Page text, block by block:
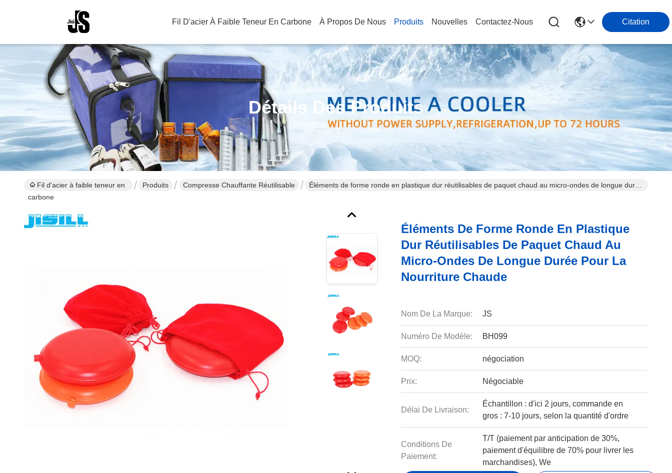
Fil D'acier À Faible Teneur En Carbone À Propos De Nous Produits Nouvelles Contactez-Nous Citation
Détails Des Produits
Fil d'acier à faible teneur en
carbone
Produits Compresse Chauffante Réutilisable
Éléments de forme ronde en plastique dur réutilisables de paquet chaud au micro-ondes de longue durée
Éléments De Forme Ronde En Plastique
Dur Réutilisables De Paquet Chaud Au
Micro-Ondes De Longue Durée Pour La
Nourriture Chaude
Nom De La Marque: JS
Numéro De Modèle: BH099
MOQ: négociation
Prix: Négociable
Délai De Livraison:
Échantillon : d'ici 2 jours, commande en
gros : 7-10 jours, selon la quantité d'ordre
Conditions De
Paiement:
T/T (paiement par anticipation de 30%,
paiement d'équilibre de 70% pour livrer les
marchandises), We